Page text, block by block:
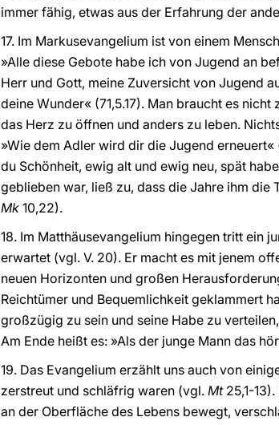
immer fähig, etwas aus der Erfahrung der
17. Im Markusevangelium ist von einem
»Alle diese Gebote habe ich von Jugend an
Herr und Gott, meine Zuversicht von Jugend
deine Wunder« (71,5.17). Man braucht es
das Herz zu öffnen und anders zu leben.
»Wie dem Adler wird dir die Jugend erneuert«
du Schönheit, ewig alt und ewig neu, spät
geblieben war, ließ zu, dass die Jahre ihm
Mk 10,22).
18. Im Matthäusevangelium hingegen tritt ein
erwartet (vgl. V. 20). Er macht es mit jenem
neuen Horizonten und großen
Reichtümer und Bequemlichkeit geklammert
großzügig zu sein und seine Habe zu
Am Ende heißt es: »Als der junge Mann das
19. Das Evangelium erzählt uns auch von
zerstreut und schläfrig waren (vgl. Mt25,1-
an der Oberfläche des Lebens bewegt,